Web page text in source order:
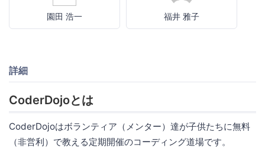
園田 浩一 福井 雅子
詳細
CoderDojoとは
CoderDojoはボランティア（メンター）達が子供たちに無料
（非営利）で教える定期開催のコーディング道場です。